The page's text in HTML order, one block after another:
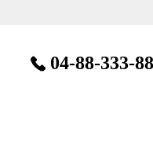
04-88-333-88